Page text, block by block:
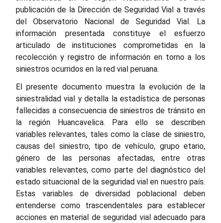
publicación de la Dirección de Seguridad Vial a través
del Observatorio Nacional de Seguridad Vial. La
información presentada constituye el esfuerzo
articulado de instituciones comprometidas en la
recolección y registro de información en torno a los
siniestros ocurridos en la red vial peruana.
El presente documento muestra la evolución de la
siniestralidad vial y detalla la estadística de personas
fallecidas a consecuencia de siniestros de tránsito en
la región Huancavelica. Para ello se describen
variables relevantes, tales como la clase de siniestro,
causas del siniestro, tipo de vehículo, grupo etario,
género de las personas afectadas, entre otras
variables relevantes, como parte del diagnóstico del
estado situacional de la seguridad vial en nuestro país.
Estas variables de diversidad poblacional deben
entenderse como trascendentales para establecer
acciones en material de seguridad vial adecuado para